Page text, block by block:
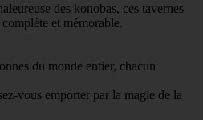
des konobas, ces tavernes
et mémorable.
du monde entier, chacun
vous emporter par la magie de la